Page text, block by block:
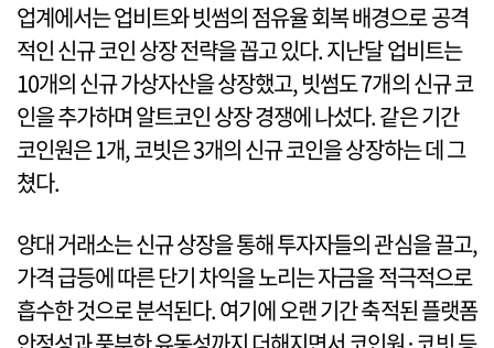
업계에서는 업비트와 빗썸의 점유율 회복 배경으로 공격
적인 신규 코인 상장 전략을 꼽고 있다. 지난달 업비트는
10개의 신규 가상자산을 상장했고, 빗썸도 7개의 신규 코
인을 추가하며 알트코인 상장 경쟁에 나섰다. 같은 기간
코인원은 1개, 코빗은 3개의 신규 코인을 상장하는 데 그
쳤다.
양대 거래소는 신규 상장을 통해 투자자들의 관심을 끌고,
가격 급등에 따른 단기 차익을 노리는 자금을 적극적으로
흡수한 것으로 분석된다. 여기에 오랜 기간 축적된 플랫폼